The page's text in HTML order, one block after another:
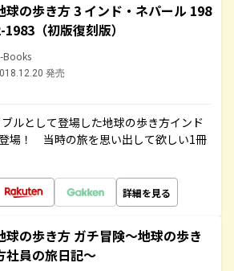
球の歩き方 3 インド・ネパール 198
1983（初版復刻版）
Books
発売
ルとして登場した地球の歩き方インド
場！ 当時の旅を思い出して欲しい1冊
詳細を見る
球の歩き方 ガチ冒険～地球の歩き
社員の旅日記～